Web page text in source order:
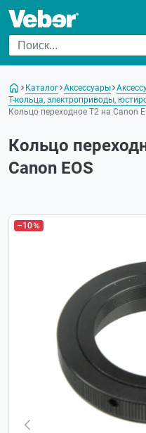
Каталог Аксессуары
Т-кольца, электроприводы,
Кольцо переходное T2 на Canon
Кольцо
Canon EOS
–10